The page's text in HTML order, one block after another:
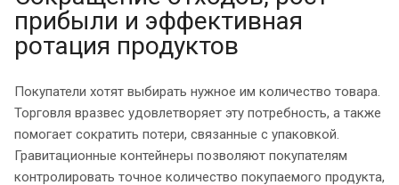
прибыли и эффективная
ротация продуктов
Покупатели хотят выбирать нужное им количество товара.
Торговля вразвес удовлетворяет эту потребность, а также
помогает сократить потери, связанные с упаковкой.
Гравитационные контейнеры позволяют покупателям
контролировать точное количество покупаемого продукта,